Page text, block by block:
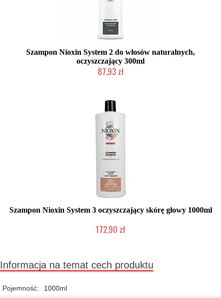
Szampon Nioxin System 2 do włosów naturalnych,
oczyszczający 300ml
87,93 zł
Szampon Nioxin System 3 oczyszczający skórę głowy 1000ml
172,90 zł
Informacja na temat cech produktu
Pojemność:
1000ml